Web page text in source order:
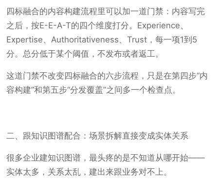
四标融合的内容构建流程里可以加一道门禁：内容写完
之后，按E-E-A-T的四个维度打分。Experience、
Expertise、Authoritativeness、Trust，每一项1到5
分。总分低于某个阈值，不发布或者返工。
这道门禁不改变四标融合的六步流程，只是在第四步“内
容构建”和第五步“分发覆盖”之间多一个检查点。
二、跟知识图谱配合：场景拆解直接变成实体关系
很多企业建知识图谱，最头疼的是不知道从哪开始——
实体太多，关系太乱，建出来跟业务对不上。